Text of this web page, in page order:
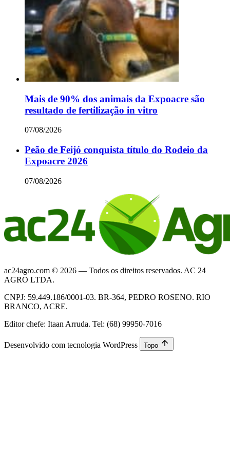
Mais de 90% dos animais da Expoacre são
resultado de fertilização in vitro
07/08/2026
Peão de Feijó conquista título do Rodeio da
Expoacre 2026
07/08/2026
ac24agro.com © 2026 — Todos os direitos reservados. AC 24
AGRO LTDA.
CNPJ: 59.449.186/0001-03. BR-364, PEDRO ROSENO. RIO
BRANCO, ACRE.
Editor chefe: Itaan Arruda. Tel: (68) 99950-7016
Desenvolvido com tecnologia WordPress Topo